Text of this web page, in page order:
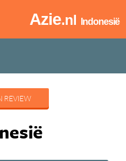
Azie.nl Indonesië
REVIEW